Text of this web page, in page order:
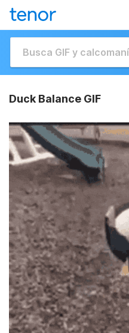
Duck Balance GIF